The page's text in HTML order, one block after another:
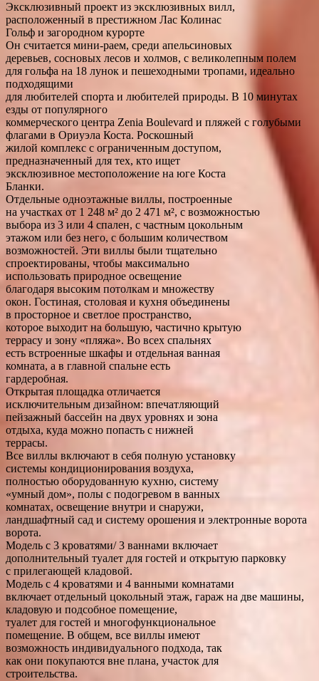
Эксклюзивный проект из эксклюзивных вилл,
расположенный в престижном Лас Колинас
Гольф и загородном курорте
Он считается мини-раем, среди апельсиновых
деревьев, сосновых лесов и холмов, с великолепным полем
для гольфа на 18 лунок и пешеходными тропами, идеально
подходящими
для любителей спорта и любителей природы. В 10 минутах
езды от популярного
коммерческого центра Zenia Boulevard и пляжей с голубыми
флагами в Ориуэла Коста. Роскошный
жилой комплекс с ограниченным доступом,
предназначенный для тех, кто ищет
эксклюзивное местоположение на юге Коста
Бланки.
Отдельные одноэтажные виллы, построенные
на участках от 1 248 м² до 2 471 м², с возможностью
выбора из 3 или 4 спален, с частным цокольным
этажом или без него, с большим количеством
возможностей. Эти виллы были тщательно
спроектированы, чтобы максимально
использовать природное освещение
благодаря высоким потолкам и множеству
окон. Гостиная, столовая и кухня объединены
в просторное и светлое пространство,
которое выходит на большую, частично крытую
террасу и зону «пляжа». Во всех спальнях
есть встроенные шкафы и отдельная ванная
комната, а в главной спальне есть
гардеробная.
Открытая площадка отличается
исключительным дизайном: впечатляющий
пейзажный бассейн на двух уровнях и зона
отдыха, куда можно попасть с нижней
террасы.
Все виллы включают в себя полную установку
системы кондиционирования воздуха,
полностью оборудованную кухню, систему
«умный дом», полы с подогревом в ванных
комнатах, освещение внутри и снаружи,
ландшафтный сад и систему орошения и электронные ворота
ворота.
Модель с 3 кроватями/ 3 ваннами включает
дополнительный туалет для гостей и открытую парковку
с прилегающей кладовой.
Модель с 4 кроватями и 4 ванными комнатами
включает отдельный цокольный этаж, гараж на две машины,
кладовую и подсобное помещение,
туалет для гостей и многофункциональное
помещение. В общем, все виллы имеют
возможность индивидуального подхода, так
как они покупаются вне плана, участок для
строительства.